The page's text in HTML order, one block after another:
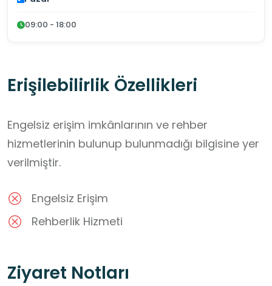
09:00 - 18:00
Erişilebilirlik Özellikleri
Engelsiz erişim imkânlarının ve rehber
hizmetlerinin bulunup bulunmadığı bilgisine yer
verilmiştir.
Engelsiz Erişim
Rehberlik Hizmeti
Ziyaret Notları